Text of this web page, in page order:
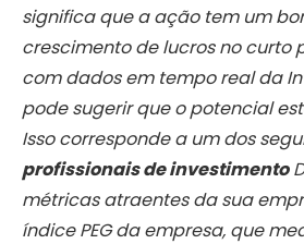
significa que a ação tem um
crescimento de lucros no curto
com dados em tempo real da
pode sugerir que o potencial
Isso corresponde a um dos
profissionais de investimento
métricas atraentes da sua
índice PEG da empresa, que